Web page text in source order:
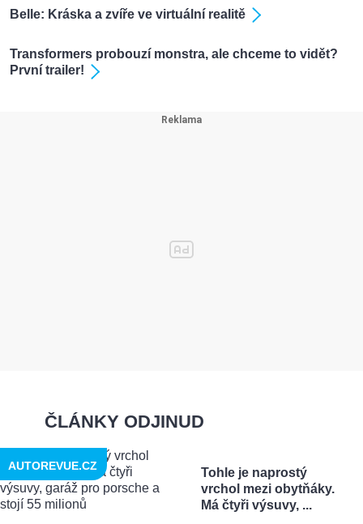
Belle: Kráska a zvíře ve virtuální realitě
Transformers probouzí monstra, ale chceme to vidět?
První trailer!
ČLÁNKY ODJINUD
Tohle je naprostý
vrchol mezi obytňáky.
Má čtyři výsuvy, ...
AUTOREVUE.CZ